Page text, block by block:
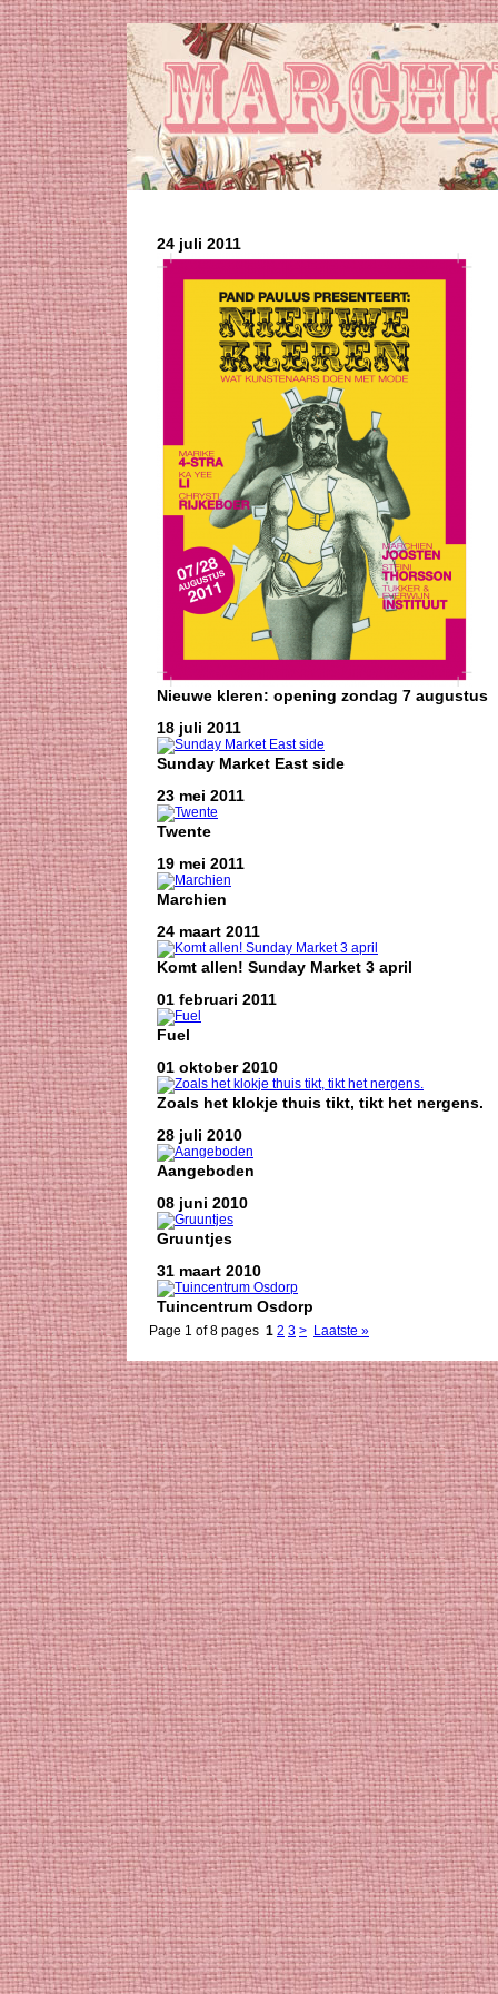
24 juli 2011
Nieuwe kleren: opening zondag 7 augustus
18 juli 2011
Sunday Market East side
23 mei 2011
Twente
19 mei 2011
Marchien
24 maart 2011
Komt allen! Sunday Market 3 april
01 februari 2011
Fuel
01 oktober 2010
Zoals het klokje thuis tikt, tikt het nergens.
28 juli 2010
Aangeboden
08 juni 2010
Gruuntjes
31 maart 2010
Tuincentrum Osdorp
Page 1 of 8 pages 1 2 3 > Laatste »